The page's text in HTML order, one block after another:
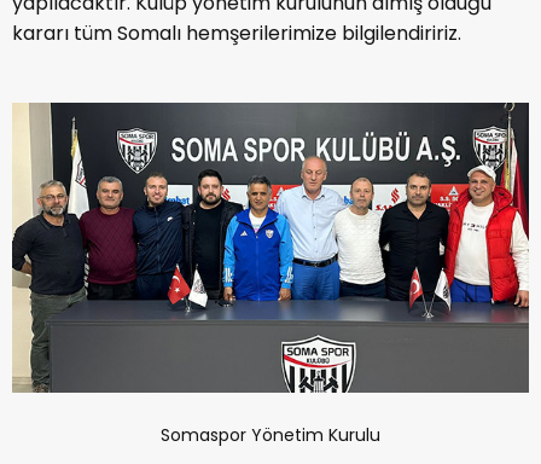
kararı tüm Somalı hemşerilerimize bilgilendiririz.
Somaspor Yönetim Kurulu